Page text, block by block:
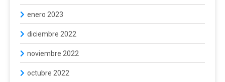
enero 2023
diciembre 2022
noviembre 2022
octubre 2022